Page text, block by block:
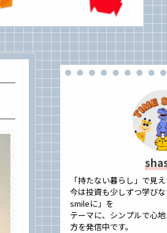
「持たない暮らし」で見
今は投資も少しずつ学び
smileに」を
テーマに、シンプルで心
方を発信中です。